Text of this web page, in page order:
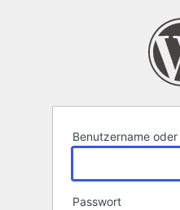
Benutzername
Passwort